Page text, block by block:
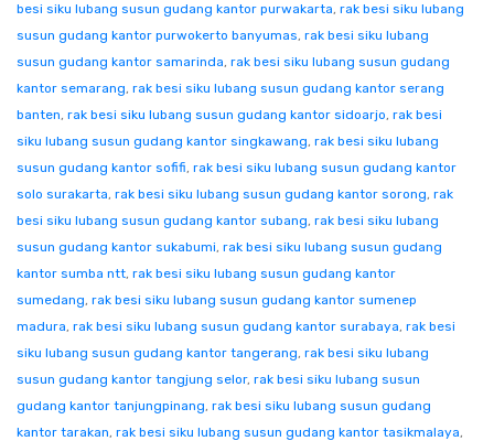
besi siku lubang susun gudang kantor purwakarta, rak besi siku lubang
susun gudang kantor purwokerto banyumas, rak besi siku lubang
susun gudang kantor samarinda, rak besi siku lubang susun gudang
kantor semarang, rak besi siku lubang susun gudang kantor serang
banten, rak besi siku lubang susun gudang kantor sidoarjo, rak besi
siku lubang susun gudang kantor singkawang, rak besi siku lubang
susun gudang kantor sofifi, rak besi siku lubang susun gudang kantor
solo surakarta, rak besi siku lubang susun gudang kantor sorong, rak
besi siku lubang susun gudang kantor subang, rak besi siku lubang
susun gudang kantor sukabumi, rak besi siku lubang susun gudang
kantor sumba ntt, rak besi siku lubang susun gudang kantor
sumedang, rak besi siku lubang susun gudang kantor sumenep
madura, rak besi siku lubang susun gudang kantor surabaya, rak besi
siku lubang susun gudang kantor tangerang, rak besi siku lubang
susun gudang kantor tangjung selor, rak besi siku lubang susun
gudang kantor tanjungpinang, rak besi siku lubang susun gudang
kantor tarakan, rak besi siku lubang susun gudang kantor tasikmalaya,